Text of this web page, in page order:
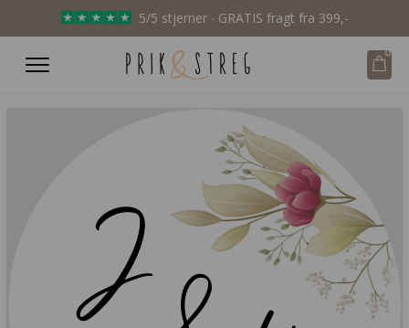
5/5 stjerner ∙ GRATIS fragt fra 399,-
0
J